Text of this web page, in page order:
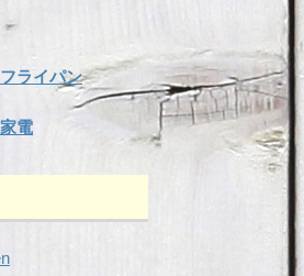
ライパン
電